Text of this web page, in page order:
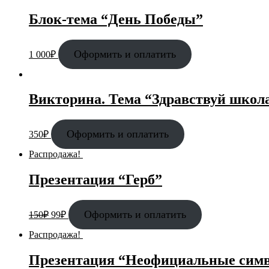
Блок-тема “День Победы”
1 000₽ Оформить и оплатить
Викторина. Тема “Здравствуй
350₽ Оформить и оплатить
Распродажа!
Презентация “Герб”
150₽ 99₽ Оформить и оплатить
Распродажа!
Презентация “Неофициальные